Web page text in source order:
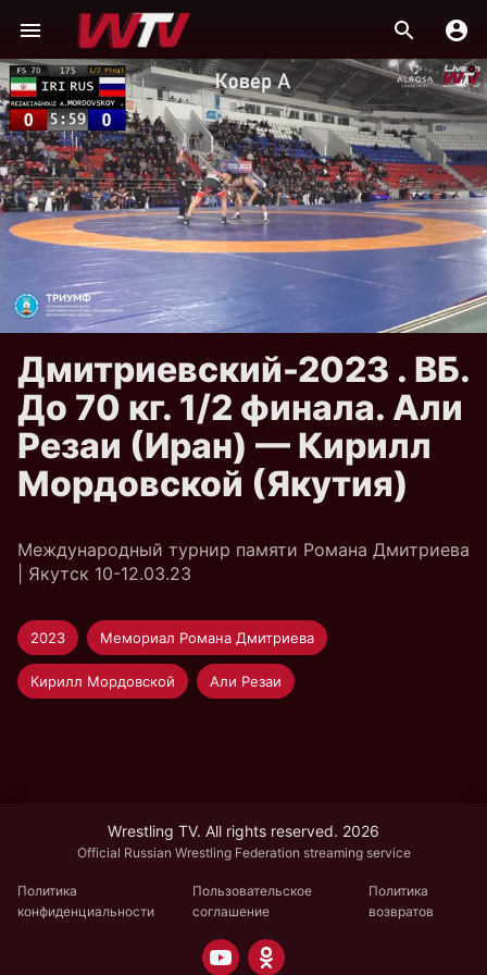
Дмитриевский-2023 . ВБ.
До 70 кг. 1/2 финала. Али
Резаи (Иран) — Кирилл
Мордовской (Якутия)
Международный турнир памяти Романа Дмитриева
| Якутск 10-12.03.23
2023 Мемориал Романа Дмитриева
Кирилл Мордовской Али Резаи
Wrestling TV. All rights reserved. 2026
Official Russian Wrestling Federation streaming service
Политика
конфиденциальности
Пользовательское
соглашение
Политика
возвратов